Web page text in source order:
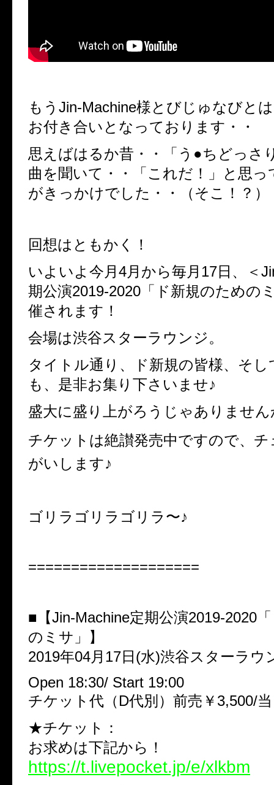
もうJin-Machine様とびじゅなびと
お付き合いとなっております・・
思えばはるか昔・・「う●ちどっさ
曲を聞いて・・「これだ！」と思
がきっかけでした・・（そこ！？）
回想はともかく！
いよいよ今月4月から毎月17日、＜
期公演2019-2020「ド新規のための
催されます！
会場は渋谷スターラウンジ。
タイトル通り、ド新規の皆様、そし
も、是非お集り下さいませ♪
盛大に盛り上がろうじゃありません
チケットは絶讃発売中ですので、
がいします♪
ゴリラゴリラゴリラ〜♪
====================
■【Jin-Machine定期公演2019-2020
のミサ」】
2019年04月17日(水)渋谷スターラウ
Open 18:30/ Start 19:00
チケット代（D代別）前売￥3,500/
★チケット：
お求めは下記から！
https://t.livepocket.jp/e/xlkbm